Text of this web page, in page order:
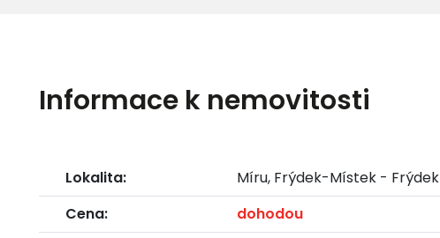
Informace k nemovitosti
Lokalita:
Míru, Frýdek-Místek - Frýdek
Cena:
dohodou